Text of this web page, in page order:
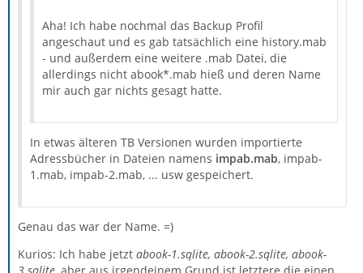
Aha! Ich habe nochmal das Backup Profil
angeschaut und es gab tatsächlich eine history.mab
- und außerdem eine weitere .mab Datei, die
allerdings nicht abook*.mab hieß und deren Name
mir auch gar nichts gesagt hatte.
In etwas älteren TB Versionen wurden importierte
Adressbücher in Dateien namens impab.mab, impab-
1.mab, impab-2.mab, ... usw gespeichert.
Genau das war der Name. =)
Kurios: Ich habe jetzt abook-1.sqlite, abook-2.sqlite, abook-